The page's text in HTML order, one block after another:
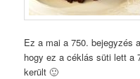
Ez a mai a 750. bejegyzés
hogy ez a céklás süti lett a
került 🙂